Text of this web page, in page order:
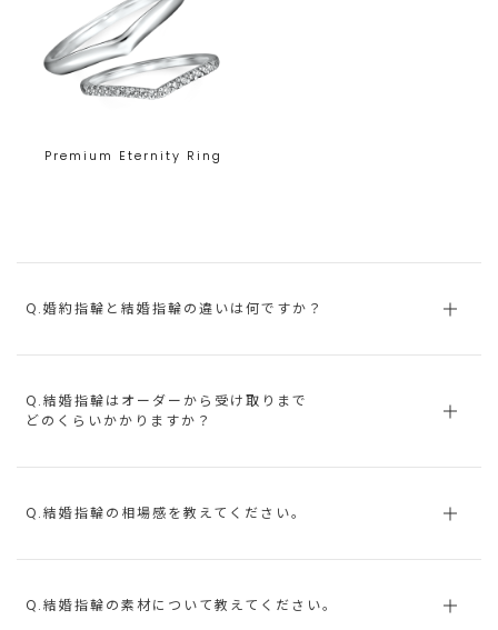
Premium Eternity Ring
Q.婚約指輪と結婚指輪の違いは何ですか？
Q.結婚指輪はオーダーから受け取りまで
どのくらいかかりますか？
Q.結婚指輪の相場感を教えてください。
Q.結婚指輪の素材について教えてください。